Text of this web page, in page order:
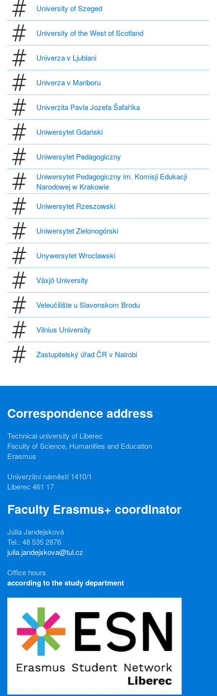
University of Szeged
University of the West of Scotland
Univerza v Ljublani
Univerza v Mariboru
Univerzita Pavla Jozefa Šafaříka
Uniwersytet Gdański
Uniwersytet Pedagogiczny
Uniwersytet Pedagogiczny im. Komisji Edukacji
Narodowej w Krakowie
Uniwersytet Rzeszowski
Uniwersytet Zielonogórski
Unywersytet Wroclawski
Växjö University
Veleučilište u Slavonskom Brodu
Vilnius University
Zastupitelský úřad ČR v Nairobi
Correspondence address
Technical university of Liberec
Faculty of Science, Humanities and Education
Erasmus
Univerzitní náměstí 1410/1
Liberec 461 17
Faculty Erasmus+ coordinator
Júlia Jandejsková
Tel.: 48 535 2876
julia.jandejskova@tul.cz
Office hours
according to the study department